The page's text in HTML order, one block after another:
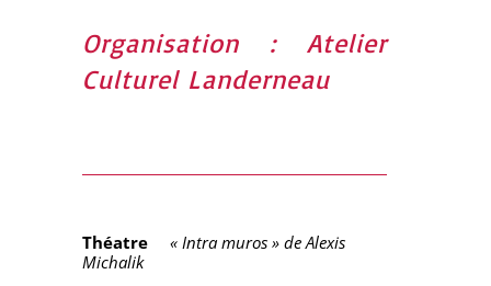
Organisation : Atelier
Culturel Landerneau
Théatre
« Intra muros » de Alexis
Michalik